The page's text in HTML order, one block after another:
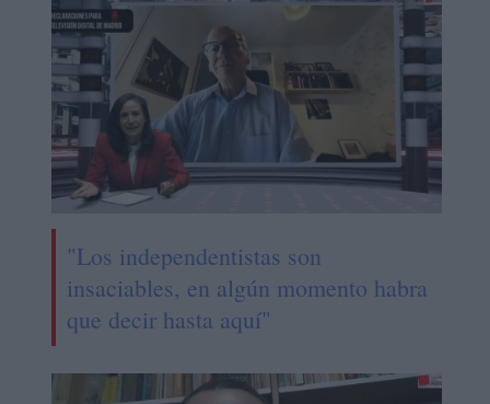
"Los independentistas son
insaciables, en algún momento habra
que decir hasta aquí"